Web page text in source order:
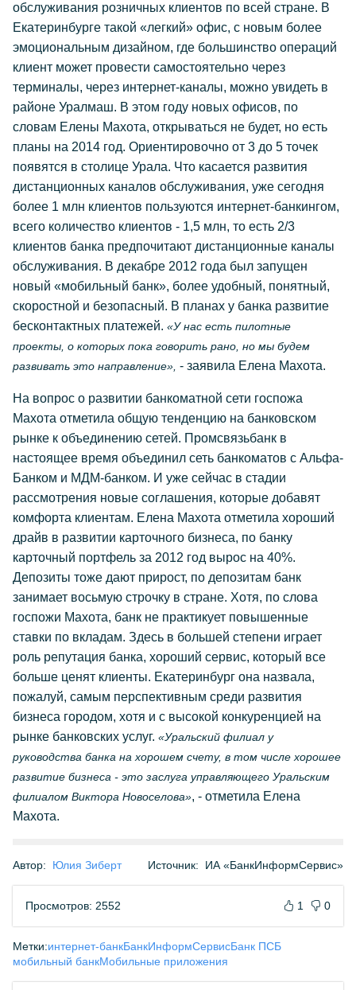
обслуживания розничных клиентов по всей стране. В
Екатеринбурге такой «легкий» офис, с новым более
эмоциональным дизайном, где большинство операций
клиент может провести самостоятельно через
терминалы, через интернет-каналы, можно увидеть в
районе Уралмаш. В этом году новых офисов, по
словам Елены Махота, открываться не будет, но есть
планы на 2014 год. Ориентировочно от 3 до 5 точек
появятся в столице Урала. Что касается развития
дистанционных каналов обслуживания, уже сегодня
более 1 млн клиентов пользуются интернет-банкингом,
всего количество клиентов - 1,5 млн, то есть 2/3
клиентов банка предпочитают дистанционные каналы
обслуживания. В декабре 2012 года был запущен
новый «мобильный банк», более удобный, понятный,
скоростной и безопасный. В планах у банка развитие
бесконтактных платежей. «У нас есть пилотные
проекты, о которых пока говорить рано, но мы будем
развивать это направление», - заявила Елена Махота.
На вопрос о развитии банкоматной сети госпожа
Махота отметила общую тенденцию на банковском
рынке к объединению сетей. Промсвязьбанк в
настоящее время объединил сеть банкоматов с Альфа-
Банком и МДМ-банком. И уже сейчас в стадии
рассмотрения новые соглашения, которые добавят
комфорта клиентам. Елена Махота отметила хороший
драйв в развитии карточного бизнеса, по банку
карточный портфель за 2012 год вырос на 40%.
Депозиты тоже дают прирост, по депозитам банк
занимает восьмую строчку в стране. Хотя, по слова
госпожи Махота, банк не практикует повышенные
ставки по вкладам. Здесь в большей степени играет
роль репутация банка, хороший сервис, который все
больше ценят клиенты. Екатеринбург она назвала,
пожалуй, самым перспективным среди развития
бизнеса городом, хотя и с высокой конкуренцией на
рынке банковских услуг. «Уральский филиал у
руководства банка на хорошем счету, в том числе хорошее
развитие бизнеса - это заслуга управляющего Уральским
филиалом Виктора Новоселова», - отметила Елена
Махота.
Автор: Юлия Зиберт Источник: ИА «БанкИнформСервис»
Просмотров: 2552 1 0
Метки:интернет-банкБанкИнформСервисБанк ПСБ
мобильный банкМобильные приложения